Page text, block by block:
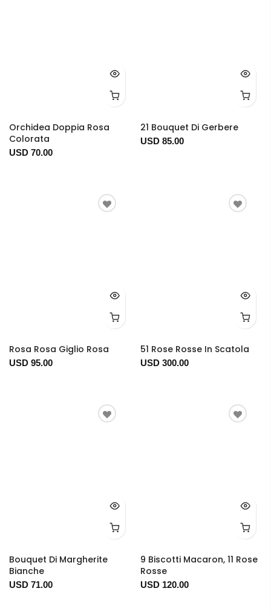
Orchidea Doppia Rosa
Colorata
USD 70.00
21 Bouquet Di Gerbere
USD 85.00
Rosa Rosa Giglio Rosa
USD 95.00
51 Rose Rosse In Scatola
USD 300.00
Bouquet Di Margherite
Bianche
USD 71.00
9 Biscotti Macaron, 11 Rose
Rosse
USD 120.00